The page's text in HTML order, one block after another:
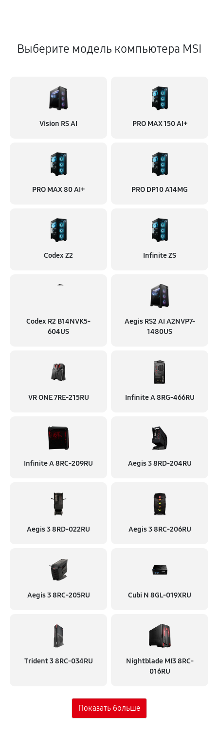
Выберите модель компьютера MSI
Vision RS AI PRO MAX 150 AI+
PRO MAX 80 AI+ PRO DP10 A14MG
Codex Z2 Infinite ZS
Codex R2 B14NVK5-
604US
Aegis RS2 AI A2NVP7-
1480US
VR ONE 7RE-215RU Infinite A 8RG-466RU
Infinite A 8RC-209RU Aegis 3 8RD-204RU
Aegis 3 8RD-022RU Aegis 3 8RC-206RU
Aegis 3 8RC-205RU Cubi N 8GL-019XRU
Trident 3 8RC-034RU
Nightblade MI3 8RC-
016RU